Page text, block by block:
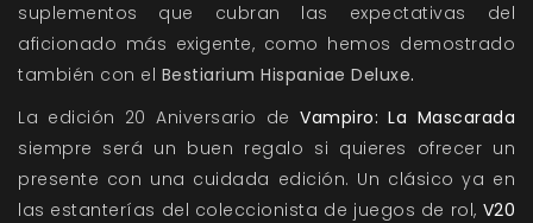
suplementos que cubran las expectativas del
aficionado más exigente, como hemos demostrado
también con el Bestiarium Hispaniae Deluxe.
La edición 20 Aniversario deVampiro: La Mascarada
siempre será un buen regalo si quieres ofrecer un
presente con una cuidada edición. Un clásico ya en
las estanterías del coleccionista de juegos de rol, V20